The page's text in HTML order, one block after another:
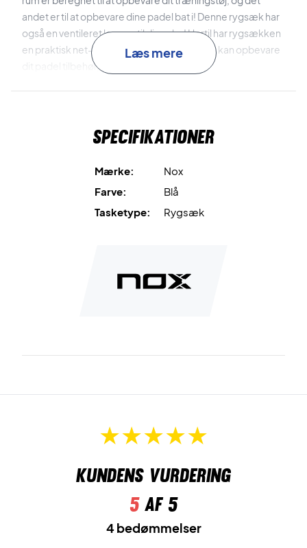
andet er til at opbevare dine padel bat i! Denne rygsæk har
også en ventileret lomme til dine sko! Hertil har rygsækken
en praktisk net-lomme på hver side, hvor du kan opbevare
dit padel tilbehør, såsom bolde.
skuldrestropper!
En praktisk og rummelige rygsæk, der er perfekt til at
eller turnering! - Køb en Nox AT10 Padel Backpack i dag!
Læs mere
Specifikationer
Mærke:
Nox
Farve:
Blå
Tasketype:
Rygsæk
Kundens vurdering
5af 5
4 bedømmelser